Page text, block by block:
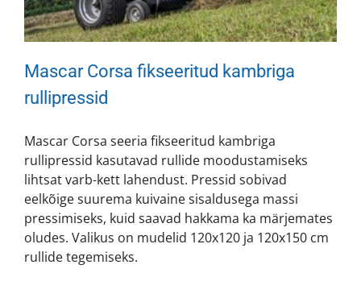
Mascar Corsa fikseeritud kambriga
rullipressid
Mascar Corsa seeria fikseeritud kambriga
rullipressid kasutavad rullide moodustamiseks
lihtsat varb-kett lahendust. Pressid sobivad
eelkõige suurema kuivaine sisaldusega massi
pressimiseks, kuid saavad hakkama ka märjemates
oludes. Valikus on mudelid 120x120 ja 120x150 cm
rullide tegemiseks.